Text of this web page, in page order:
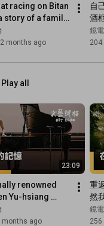
racing on Bitan
story of a family
|
2 months ago
自
酒
實
綜
鏡
204
Play all
23:09
renowned
Yu-hsiang
patients
in "M...
months ago
重
然
框
人
鏡
256